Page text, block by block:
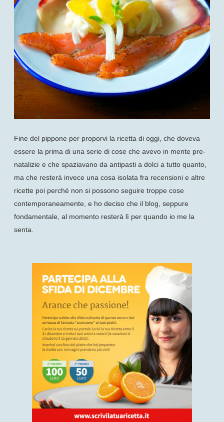
Fine del pippone per proporvi la ricetta di oggi, che doveva
essere la prima di una serie di cose che avevo in mente pre-
natalizie e che spaziavano da antipasti a dolci a tutto quanto,
ma che resterà invece una cosa isolata fra recensioni e altre
ricette poi perché non si possono seguire troppe cose
contemporaneamente, e ho deciso che il blog, seppure
fondamentale, al momento resterà lì per quando io me la
senta.